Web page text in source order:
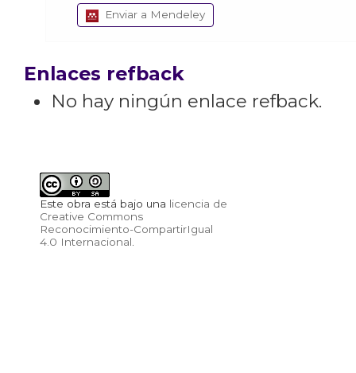
Enviar a Mendeley
Enlaces refback
No hay ningún enlace refback.
Este obra está bajo una licencia de
Creative Commons
Reconocimiento-CompartirIgual
4.0 Internacional